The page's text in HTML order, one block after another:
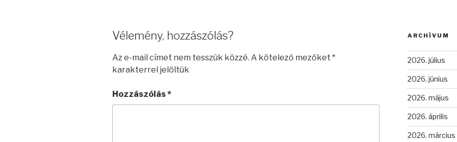
Vélemény, hozzászólás?
Az e-mail címet nem tesszük közzé. A kötelező mezőket *
karakterrel jelöltük
Hozzászólás*
ARCHÍVUM
2026. július
2026. június
2026. május
2026. április
2026. március